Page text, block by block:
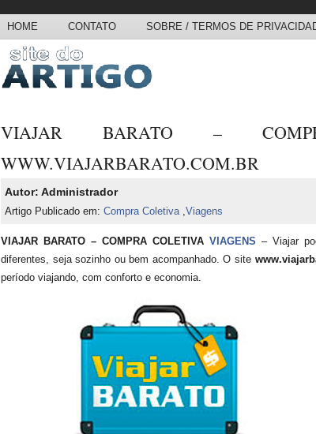
HOME CONTATO SOBRE / TERMOS DE
VIAJAR BARATO –
WWW.VIAJARBARATO.COM.BR
Autor: Administrador
Artigo Publicado em: Compra Coletiva,Viagens
VIAJAR BARATO – COMPRA COLETIVA VIAGENS – Viajar
diferentes, seja sozinho ou bem acompanhado. O site
período viajando, com conforto e economia.